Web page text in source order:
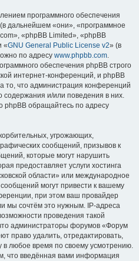
программного обеспечения
дальнейшем «они», «программное
«phpBB Limited», «phpBB
«GNU General Public License v2» (в
по адресу www.phpbb.com.
обеспечения phpBB строго
интернет-конференций, и phpBB
то, что администрация конференций
содержания и/или поведения в них.
обращайтесь по адресу
угрожающих,
сообщений, призывов к
которые могут нарушить
предоставляет услуги хостинга
области» или международное
могут привести к вашему
при этом ваш провайдер
мы сочтём это нужным. IP-адреса
проведения такой
администраторы форумов «Форум
право удалить, отредактировать,
любое время по своему усмотрению.
что введённая вами информация